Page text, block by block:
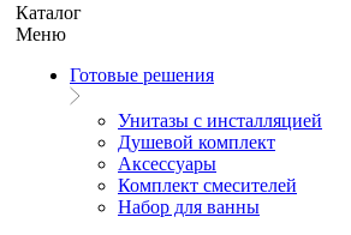
Каталог
Меню
Готовые решения
Унитазы с инсталляцией
Душевой комплект
Аксессуары
Комплект смесителей
Набор для ванны